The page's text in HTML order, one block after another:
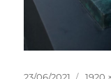
Publié
23/06/2021
Taille
1920